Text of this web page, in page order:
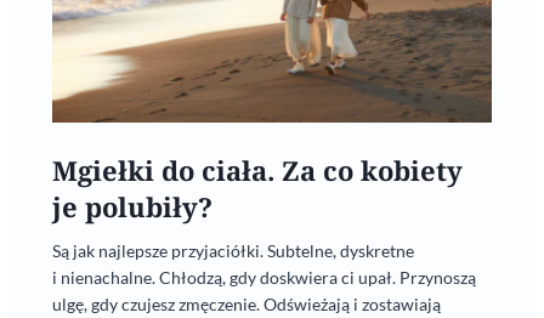
Mgiełki do ciała. Za co kobiety
je polubiły?
Są jak najlepsze przyjaciółki. Subtelne, dyskretne
i nienachalne. Chłodzą, gdy doskwiera ci upał. Przynoszą
ulgę, gdy czujesz zmęczenie. Odświeżają i zostawiają